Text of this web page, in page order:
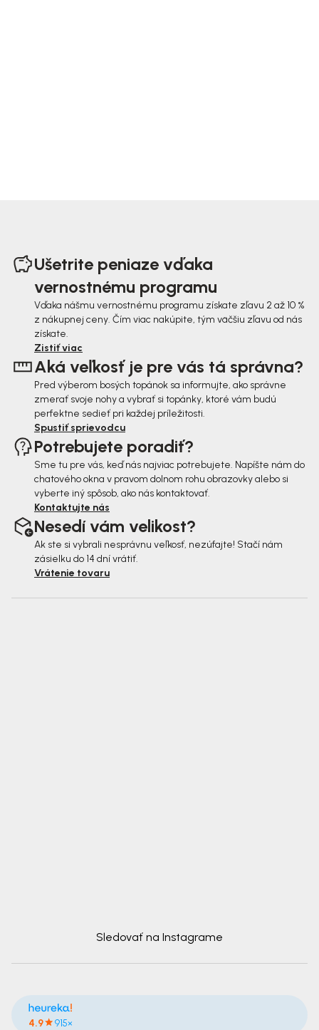
Ušetrite peniaze vďaka
vernostnému programu
Vďaka nášmu vernostnému programu získate zľavu 2 až 10 %
z nákupnej ceny. Čím viac nakúpite, tým väčšiu zľavu od nás
získate.
Zistiť viac
Aká veľkosť je pre vás tá správna?
Pred výberom bosých topánok sa informujte, ako správne
zmerať svoje nohy a vybrať si topánky, ktoré vám budú
perfektne sedieť pri každej príležitosti.
Spustiť sprievodcu
Potrebujete poradiť?
Sme tu pre vás, keď nás najviac potrebujete. Napíšte nám do
chatového okna v pravom dolnom rohu obrazovky alebo si
vyberte iný spôsob, ako nás kontaktovať.
Kontaktujte nás
Nesedí vám velikost?
Ak ste si vybrali nesprávnu veľkosť, nezúfajte! Stačí nám
zásielku do 14 dní vrátiť.
Vrátenie tovaru
Sledovať na Instagrame
4.9 915×